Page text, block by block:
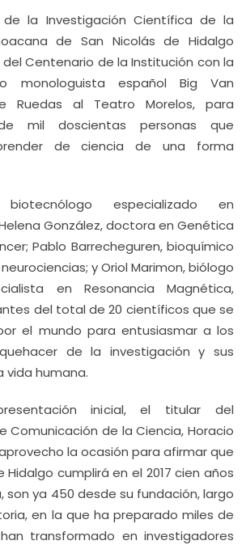
de la Investigación Científica de la
de San Nicolás de Hidalgo
Centenario de la Institución con la
monologuista español Big Van
Ruedas al Teatro Morelos, para
mil doscientas personas que
de ciencia de una forma
especializado en
González, doctora en Genética
Pablo Barrecheguren, bioquímico
y Oriol Marimon, biólogo
en Resonancia Magnética,
del total de 20 científicos que se
el mundo para entusiasmar a los
de la investigación y sus
vida humana.
inicial, el titular del
Comunicación de la Ciencia, Horacio
la ocasión para afirmar que
Hidalgo cumplirá en el 2017 cien años
son ya 450 desde su fundación, largo
en la que ha preparado miles de
transformado en investigadores